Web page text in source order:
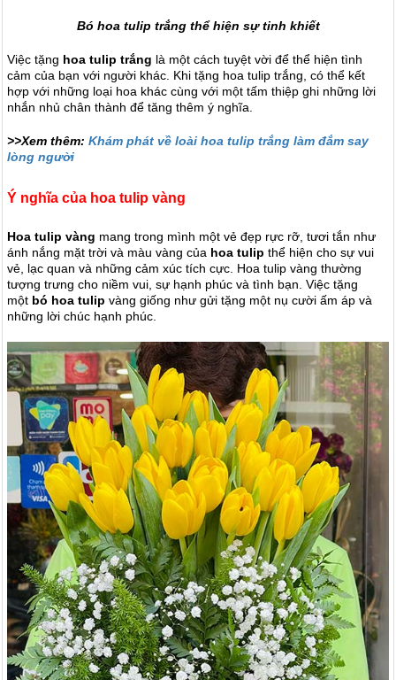
Bó hoa tulip trắng thể hiện sự tinh khiết
Việc tặng hoa tulip trắng là một cách tuyệt vời để thể hiện tình
cảm của bạn với người khác. Khi tặng hoa tulip trắng, có thể kết
hợp với những loại hoa khác cùng với một tấm thiệp ghi những lời
nhắn nhủ chân thành để tăng thêm ý nghĩa.
>>Xem thêm: Khám phát về loài hoa tulip trắng làm đắm say
lòng người
Ý nghĩa của hoa tulip vàng
Hoa tulip vàng mang trong mình một vẻ đẹp rực rỡ, tươi tắn như
ánh nắng mặt trời và màu vàng của hoa tulip thể hiện cho sự vui
vẻ, lạc quan và những cảm xúc tích cực. Hoa tulip vàng thường
tượng trưng cho niềm vui, sự hạnh phúc và tình bạn. Việc tặng
một bó hoa tulip vàng giống như gửi tặng một nụ cười ấm áp và
những lời chúc hạnh phúc.